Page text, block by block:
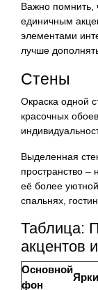
Важно помнить,
единичным
элементами
лучше
Стены
Окраска одной
красочных
Выделенная
пространство –
её более
спальнях,
Таблица:
акцентов
Основной
фон